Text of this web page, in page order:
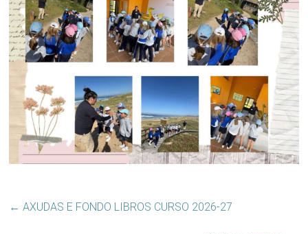
← AXUDAS E FONDO LIBROS CURSO 2026-27